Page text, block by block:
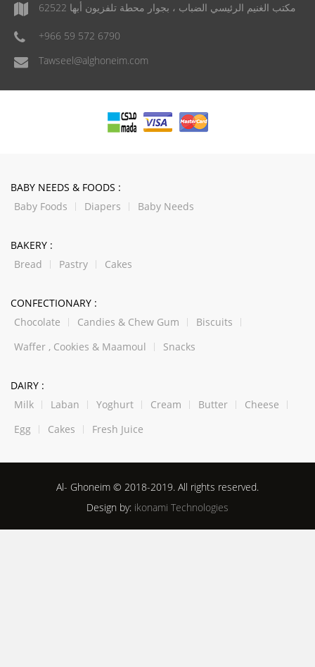
مكتب الغنيم الرئيسي الضباب ، بجوار محطة تلفزيون أبها 62522
+966 59 572 6790
Tawseel@alghoneim.com
BABY NEEDS & FOODS :
Baby Foods
Diapers Baby Needs
BAKERY :
Bread
Pastry Cakes
CONFECTIONARY :
Chocolate
Candies & Chew Gum
Biscuits
Waffer , Cookies & Maamoul
Snacks
DAIRY :
Milk
Laban Yoghurt Cream Butter
Cheese
Egg
Cakes Fresh Juice
Al- Ghoneim © 2018-2019. All rights reserved.
Design by: ikonami Technologies